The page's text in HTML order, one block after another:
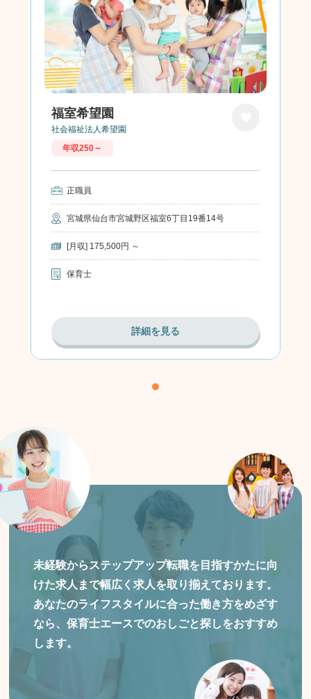
福室希望園
社会福祉法人希望園
年収250～
正職員
宮城県仙台市宮城野区福室6丁目19番14号
[月収] 175,500円 ～
保育士
詳細を見る
未経験からステップアップ転職を目指すかたに向
けた求人まで幅広く求人を取り揃えております。
あなたのライフスタイルに合った働き方をめざす
なら、保育士エースでのおしごと探しをおすすめ
します。